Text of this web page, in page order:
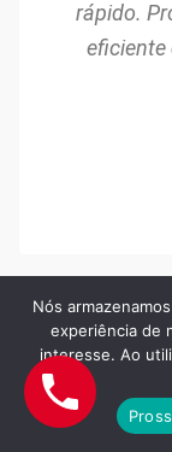
rápido.
eficiente
"Excelente
Precisei
Nós
experiência de
interesse. Ao